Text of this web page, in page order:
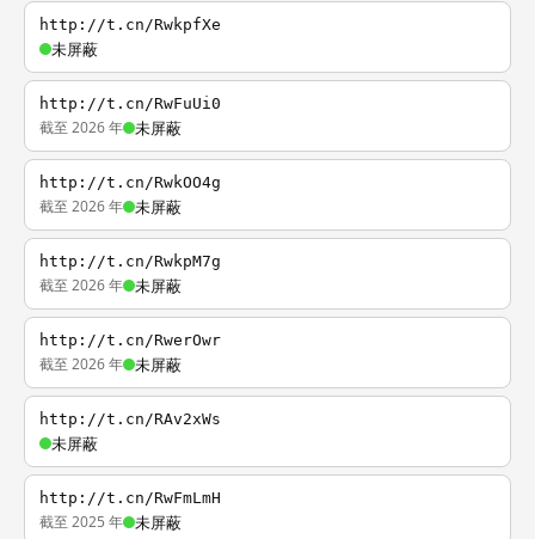
http://t.cn/RwkpfXe
未屏蔽
http://t.cn/RwFuUi0
截至 2026 年 未屏蔽
http://t.cn/RwkOO4g
截至 2026 年 未屏蔽
http://t.cn/RwkpM7g
截至 2026 年 未屏蔽
http://t.cn/RwerOwr
截至 2026 年 未屏蔽
http://t.cn/RAv2xWs
未屏蔽
http://t.cn/RwFmLmH
截至 2025 年 未屏蔽